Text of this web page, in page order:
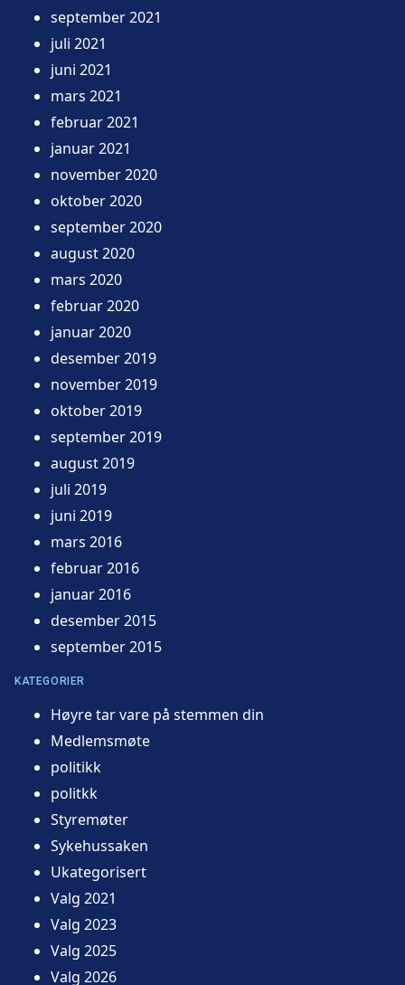
september 2021
juli 2021
juni 2021
mars 2021
februar 2021
januar 2021
november 2020
oktober 2020
september 2020
august 2020
mars 2020
februar 2020
januar 2020
desember 2019
november 2019
oktober 2019
september 2019
august 2019
juli 2019
juni 2019
mars 2016
februar 2016
januar 2016
desember 2015
september 2015
KATEGORIER
Høyre tar vare på stemmen din
Medlemsmøte
politikk
politkk
Styremøter
Sykehussaken
Ukategorisert
Valg 2021
Valg 2023
Valg 2025
Valg 2026